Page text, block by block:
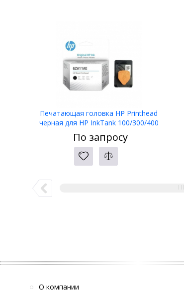
Печатающая головка HP Printhead
черная для HP InkTank 100/300/400
SmartTank 300/400 (6ZA11AE)
По запросу
О компании